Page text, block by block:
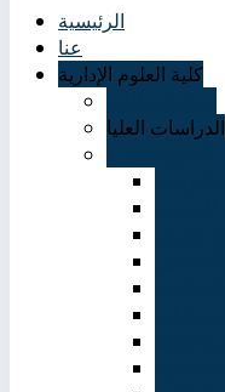
الرئيسية
عنا
كلية العلوم الإدارية
الدراسات العليا